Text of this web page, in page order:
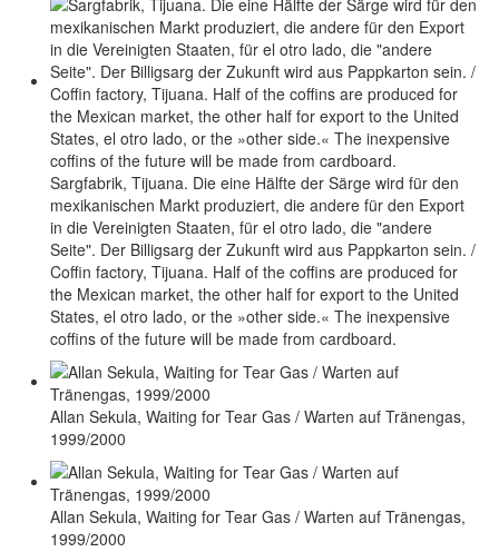
Sargfabrik, Tijuana. Die eine Hälfte der Särge wird für den
mexikanischen Markt produziert, die andere für den Export
in die Vereinigten Staaten, für el otro lado, die "andere
Seite". Der Billigsarg der Zukunft wird aus Pappkarton sein. /
Coffin factory, Tijuana. Half of the coffins are produced for
the Mexican market, the other half for export to the United
States, el otro lado, or the »other side.« The inexpensive
coffins of the future will be made from cardboard.
Allan Sekula, Waiting for Tear Gas / Warten auf Tränengas,
1999/2000
Allan Sekula, Waiting for Tear Gas / Warten auf Tränengas,
1999/2000